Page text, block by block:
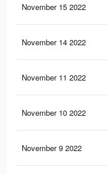
November 15 2022
November 14 2022
November 11 2022
November 10 2022
November 9 2022